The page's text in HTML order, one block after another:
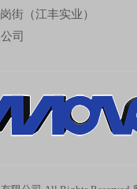
街（江丰实业）
司